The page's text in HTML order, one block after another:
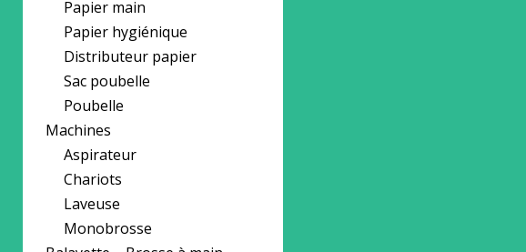
Papier main
Papier hygiénique
Distributeur papier
Sac poubelle
Poubelle
Machines
Aspirateur
Chariots
Laveuse
Monobrosse